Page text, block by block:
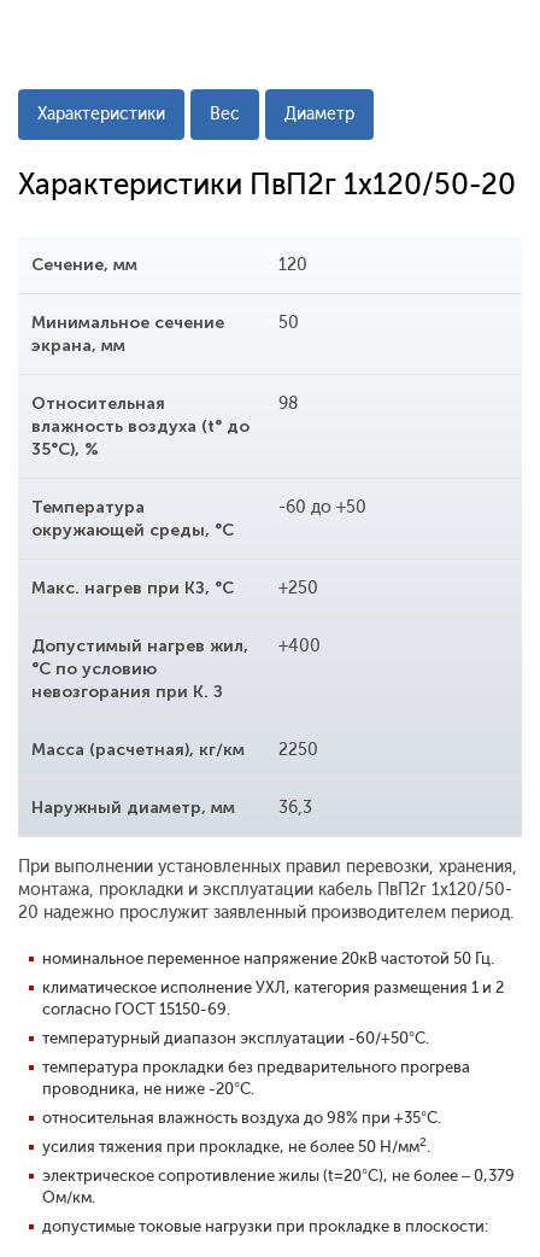
Характеристики Вес Диаметр
Характеристики ПвП2г 1x120/50-20
Сечение, мм 120
Минимальное сечение
экрана, мм
50
Относительная
влажность воздуха (t° до
35°С), %
98
Температура
окружающей среды, °С
-60 до +50
Макс. нагрев при КЗ, °С +250
Допустимый нагрев жил,
°С по условию
невозгорания при К. З
+400
Масса (расчетная), кг/км 2250
Наружный диаметр, мм 36,3
При выполнении установленных правил перевозки, хранения,
монтажа, прокладки и эксплуатации кабель ПвП2г 1x120/50-
20 надежно прослужит заявленный производителем период.
номинальное переменное напряжение 20кВ частотой 50 Гц.
климатическое исполнение УХЛ, категория размещения 1 и 2
согласно ГОСТ 15150-69.
температурный диапазон эксплуатации -60/+50°С.
температура прокладки без предварительного прогрева
проводника, не ниже -20°С.
относительная влажность воздуха до 98% при +35°С.
усилия тяжения при прокладке, не более 50 Н/мм2.
электрическое сопротивление жилы (t=20°С), не более – 0,379
Ом/км.
допустимые токовые нагрузки при прокладке в плоскости: